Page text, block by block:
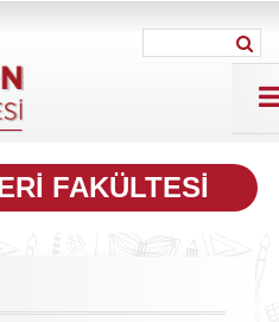
FAKÜLTESI